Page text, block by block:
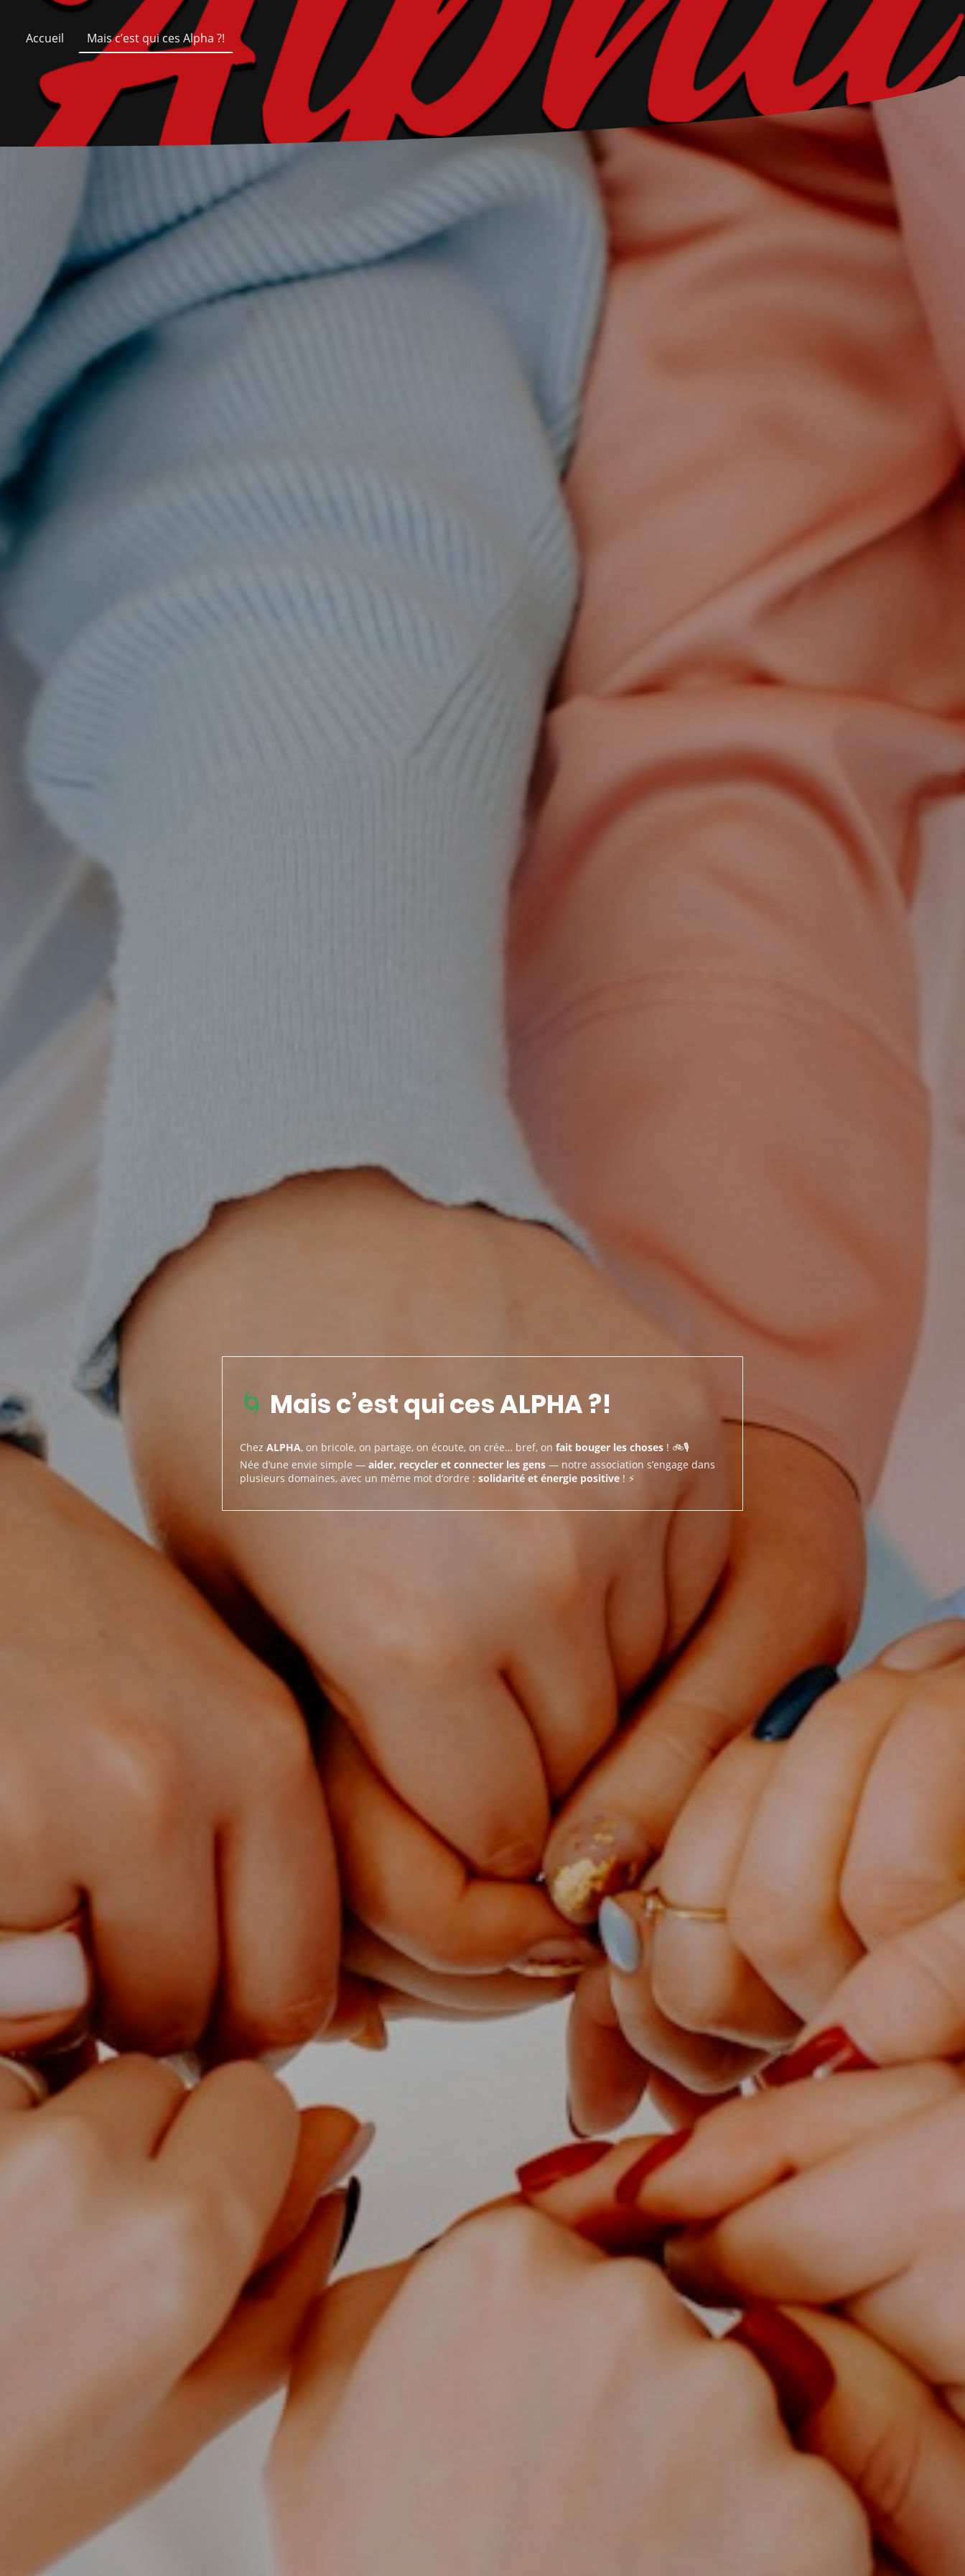
Accueil Mais c’est qui ces Alpha ?!
🌀 Mais c’est qui ces ALPHA ?!
Chez ALPHA, on bricole, on partage, on écoute, on crée… bref, on fait bouger les choses! 🚲🎙️
Née d’une envie simple — aider, recycler et connecter les gens— notre association s’engage dans
plusieurs domaines, avec un même mot d’ordre : solidarité et énergie positive! ⚡